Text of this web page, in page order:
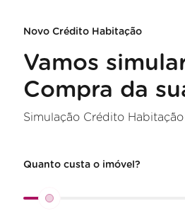
Novo Crédito Habitação
Vamos
Compra da
Simulação Crédito Habitação
Quanto custa o imóvel?